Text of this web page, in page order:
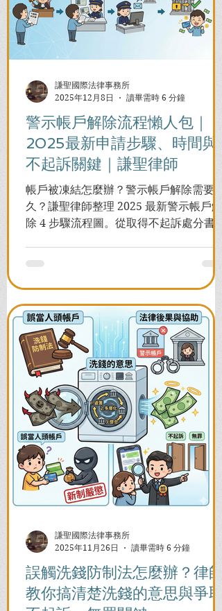
警示帳戶解除流程懶人包｜
2025最新申請步驟、時間與
不起訴關鍵｜謙聖律師
帳戶被凍結怎麼辦？警示帳戶解除需要多
久？謙聖律師整理 2025 最新警示帳戶解
除 4 步驟流程圖。從取得不起訴處分書到
謙聖國際法律事務所
2025年12月8日
讀畢需時 6 分鐘
誤觸洗錢防制法怎麼辦？律師
教你搞清楚洗錢的意思與爭取
謙聖國際法律事務所
2025年11月26日
讀畢需時 6 分鐘